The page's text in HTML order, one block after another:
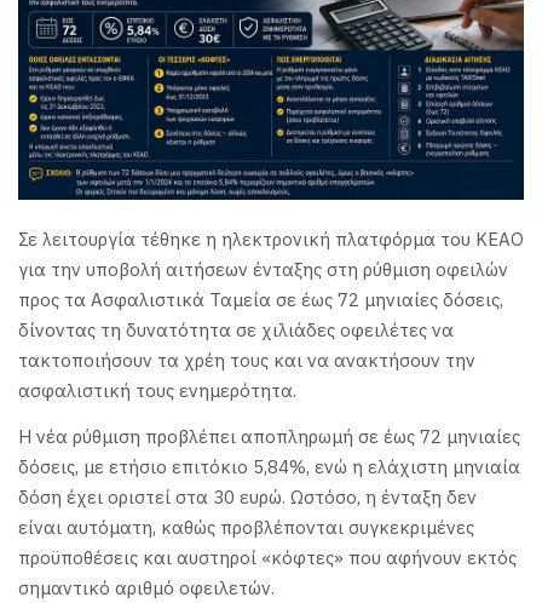
Σε λειτουργία τέθηκε η ηλεκτρονική πλατφόρμα του ΚΕΑΟ
για την υποβολή αιτήσεων ένταξης στη ρύθμιση οφειλών
προς τα Ασφαλιστικά Ταμεία σε έως 72 μηνιαίες δόσεις,
δίνοντας τη δυνατότητα σε χιλιάδες οφειλέτες να
τακτοποιήσουν τα χρέη τους και να ανακτήσουν την
ασφαλιστική τους ενημερότητα.
Η νέα ρύθμιση προβλέπει αποπληρωμή σε έως 72 μηνιαίες
δόσεις, με ετήσιο επιτόκιο 5,84%, ενώ η ελάχιστη μηνιαία
δόση έχει οριστεί στα 30 ευρώ. Ωστόσο, η ένταξη δεν
είναι αυτόματη, καθώς προβλέπονται συγκεκριμένες
προϋποθέσεις και αυστηροί «κόφτες» που αφήνουν εκτός
σημαντικό αριθμό οφειλετών.